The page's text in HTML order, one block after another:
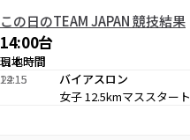
この日のTEAM JAPAN 競技結果
14:00台
現地時間
日本時間
14:15
22:15
バイアスロン
女子 12.5kmマススタート